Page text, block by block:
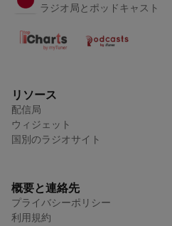
ラジオ局とポッドキャスト
リソース
配信局
ウィジェット
国別のラジオサイト
概要と連絡先
プライバシーポリシー
利用規約